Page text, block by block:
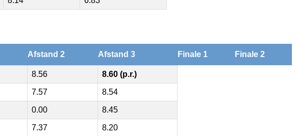
Afstand 2 Afstand 3 Finale 1 Finale 2
8.56 8.60 (p.r.)
7.57 8.54
0.00 8.45
7.37 8.20